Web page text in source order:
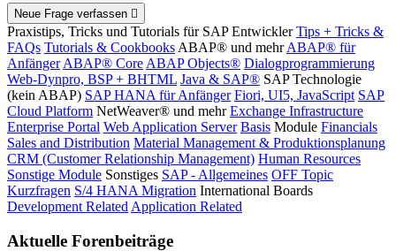
Neue Frage verfassen
Praxistips, Tricks und Tutorials für SAP Entwickler Tips + Tricks &
FAQs Tutorials & Cookbooks ABAP® und mehr ABAP® für
Anfänger ABAP® Core ABAP Objects® Dialogprogrammierung
Web-Dynpro, BSP + BHTML Java & SAP® SAP Technologie
(kein ABAP) SAP HANA für Anfänger Fiori, UI5, JavaScript SAP
Cloud Platform NetWeaver® und mehr Exchange Infrastructure
Enterprise Portal Web Application Server Basis Module Financials
Sales and Distribution Material Management & Produktionsplanung
CRM (Customer Relationship Management) Human Resources
Sonstige Module Sonstiges SAP - Allgemeines OFF Topic
Kurzfragen S/4 HANA Migration International Boards
Development Related Application Related
Aktuelle Forenbeiträge